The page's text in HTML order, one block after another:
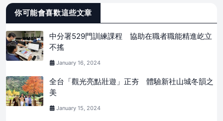
你可能會喜歡這些文章
中分署529門訓練課程 協助在職者職能精進屹立
不搖
January 16, 2024
全台「觀光亮點壯遊」正夯 體驗新社山城冬韻之
美
January 15, 2024